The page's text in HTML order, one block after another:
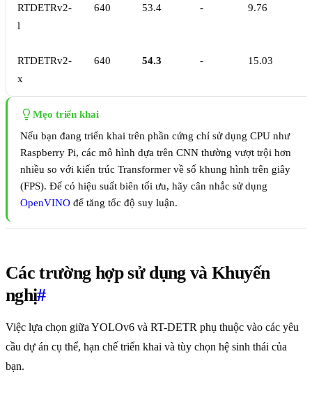
RTDETRv2-
l
640 53.4 - 9.76
RTDETRv2-
x
640 54.3 - 15.03
Mẹo triển khai
Nếu bạn đang triển khai trên phần cứng chỉ sử dụng CPU như
Raspberry Pi, các mô hình dựa trên CNN thường vượt trội hơn
nhiều so với kiến trúc Transformer về số khung hình trên giây
(FPS). Để có hiệu suất biên tối ưu, hãy cân nhắc sử dụng
OpenVINO để tăng tốc độ suy luận.
Các trường hợp sử dụng và Khuyến
nghị#
Việc lựa chọn giữa YOLOv6 và RT-DETR phụ thuộc vào các yêu
cầu dự án cụ thể, hạn chế triển khai và tùy chọn hệ sinh thái của
bạn.